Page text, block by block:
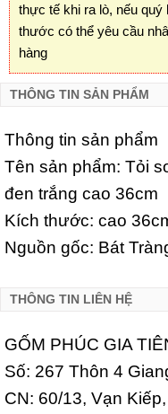
thực tế khi ra lò, nếu
thước có thể yêu cầu
hàng
THÔNG TIN SẢN PHẨM
Thông tin sản phẩm
Tên sản phẩm: Tỏi
đen trắng cao 36cm
Kích thước: cao
Nguồn gốc: Bát
THÔNG TIN LIÊN HỆ
GỐM PHÚC GIA
Số: 267 Thôn 4
CN: 60/13, Vạn